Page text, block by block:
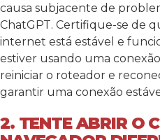
causa subjacente de
ChatGPT. Certifique-se de
internet está estável e
estiver usando uma
reiniciar o roteador e
garantir uma conexão
2. TENTE ABRIR O